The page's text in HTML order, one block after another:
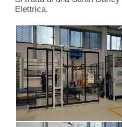
Elettrica.